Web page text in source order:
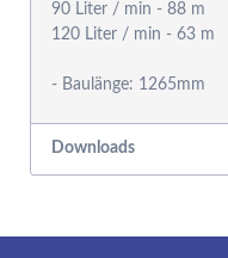
90 Liter / min - 88 m
120 Liter / min - 63 m
Downloads